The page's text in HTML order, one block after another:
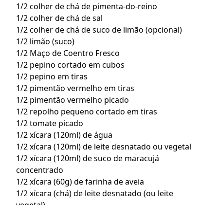
1/2 colher de chá de pimenta-do-reino
1/2 colher de chá de sal
1/2 colher de chá de suco de limão (opcional)
1/2 limão (suco)
1/2 Maço de Coentro Fresco
1/2 pepino cortado em cubos
1/2 pepino em tiras
1/2 pimentão vermelho em tiras
1/2 pimentão vermelho picado
1/2 repolho pequeno cortado em tiras
1/2 tomate picado
1/2 xícara (120ml) de água
1/2 xícara (120ml) de leite desnatado ou vegetal
1/2 xícara (120ml) de suco de maracujá
concentrado
1/2 xícara (60g) de farinha de aveia
1/2 xícara (chá) de leite desnatado (ou leite